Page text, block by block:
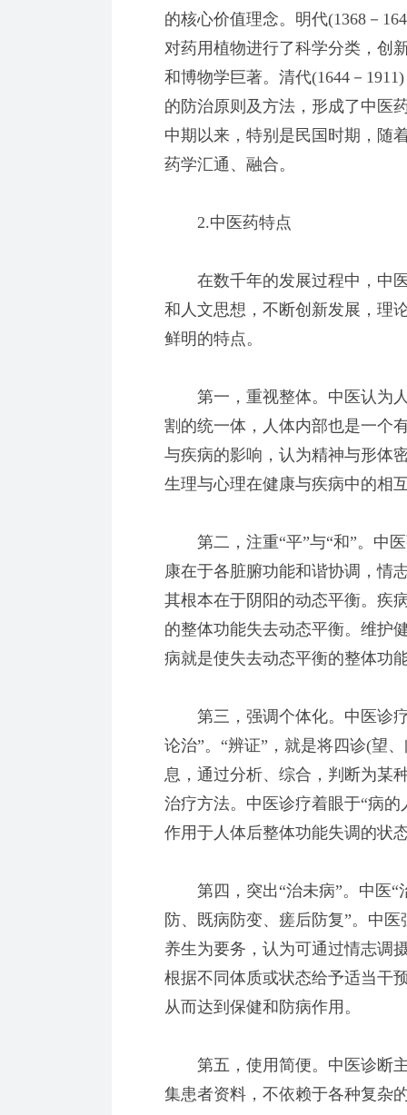
的核心价值理念。明代(1368－
对药用植物进行了科学分类，创
和博物学巨著。清代(1644－
的防治原则及方法，形成了中医
中期以来，特别是民国时期，随
药学汇通、融合。
2.中医药特点
在数千年的发展过程中，中医
和人文思想，不断创新发展，理
鲜明的特点。
第一，重视整体。中医认为人
割的统一体，人体内部也是一个
与疾病的影响，认为精神与形体
生理与心理在健康与疾病中的相
第二，注重“平”与“和”。中医
康在于各脏腑功能和谐协调，情
其根本在于阴阳的动态平衡。疾
的整体功能失去动态平衡。维护
病就是使失去动态平衡的整体功
第三，强调个体化。中医诊疗
论治”。“辨证”，就是将四诊(望
息，通过分析、综合，判断为某
治疗方法。中医诊疗着眼于“病
作用于人体后整体功能失调的状
第四，突出“治未病”。中医“
防、既病防变、瘥后防复”。中
养生为要务，认为可通过情志调
根据不同体质或状态给予适当干
从而达到保健和防病作用。
第五，使用简便。中医诊断主
集患者资料，不依赖于各种复杂